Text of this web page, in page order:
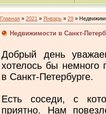
Главная » 2021 » Январь » 29 »
Недвижимости в Санкт-
Добрый день
хотелось бы немного
в Санкт-Петербурге.
Есть соседи, с
приятно. Нам